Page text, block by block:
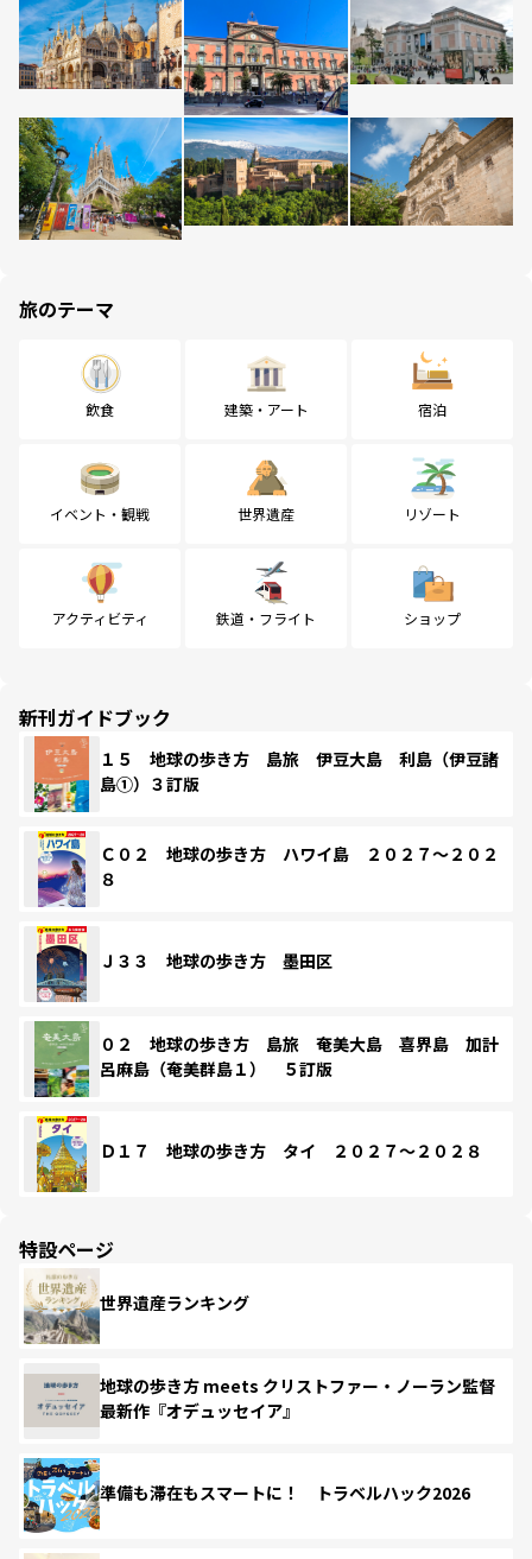
旅のテーマ
飲食 建築・アート 宿泊
イベント・観戦 世界遺産 リゾート
アクティビティ 鉄道・フライト ショップ
新刊ガイドブック
１５ 地球の歩き方 島旅 伊豆大島 利島（伊豆諸
島①）３訂版
Ｃ０２ 地球の歩き方 ハワイ島 ２０２７～２０２
８
Ｊ３３ 地球の歩き方 墨田区
０２ 地球の歩き方 島旅 奄美大島 喜界島 加計
呂麻島（奄美群島１） ５訂版
Ｄ１７ 地球の歩き方 タイ ２０２７～２０２８
特設ページ
世界遺産ランキング
地球の歩き方 meets クリストファー・ノーラン監督
最新作『オデュッセイア』
準備も滞在もスマートに！ トラベルハック2026